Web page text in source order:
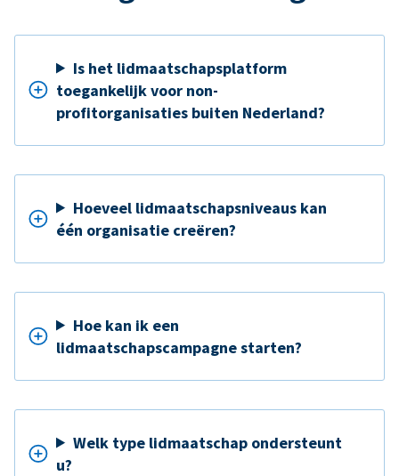
Is het lidmaatschapsplatform
toegankelijk voor non-
profitorganisaties buiten Nederland?
Hoeveel lidmaatschapsniveaus kan
één organisatie creëren?
Hoe kan ik een
lidmaatschapscampagne starten?
Welk type lidmaatschap ondersteunt
u?